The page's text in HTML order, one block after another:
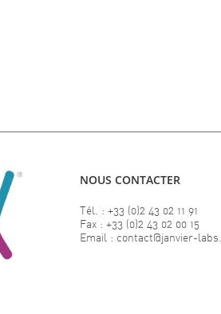
NOUS CONTACTER
Tél. : +33 (0)2 43 02 11 91
Fax : +33 (0)2 43 02 00 15
Email : contact@janvier-